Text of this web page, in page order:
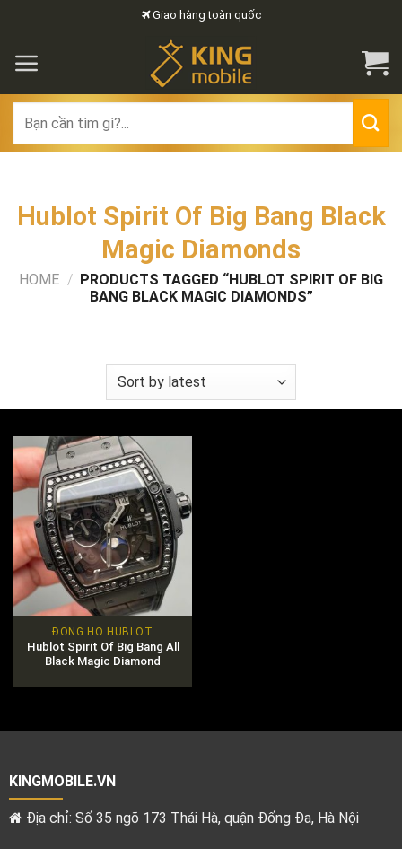
to
content
Giao hàng toàn quốc
for:
Hublot Spirit Of Big Bang Black
Magic Diamonds
HOME / PRODUCTS TAGGED “HUBLOT SPIRIT OF BIG
BANG BLACK MAGIC DIAMONDS”
ĐỒNG HỒ HUBLOT
Hublot Spirit Of Big Bang All
Black Magic Diamond
Hãng 100%
KINGMOBILE.VN
Địa chỉ: Số 35 ngõ 173 Thái Hà, quận Đống Đa, Hà Nội